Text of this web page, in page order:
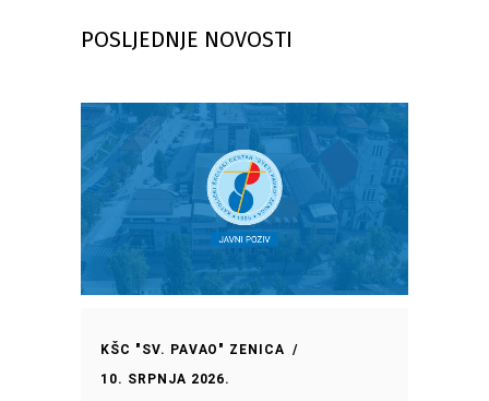
POSLJEDNJE NOVOSTI
KŠC "SV. PAVAO" ZENICA
10. SRPNJA 2026.